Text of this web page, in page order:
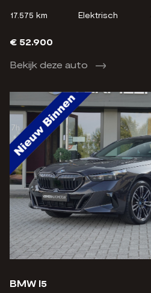
17.575 km Elektrisch
€ 52.900
Bekijk deze auto
BMW I5